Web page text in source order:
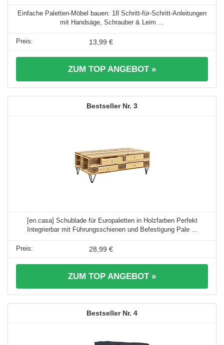
Einfache Paletten-Möbel bauen: 18 Schritt-für-Schritt-Anleitungen
mit Handsäge, Schrauber & Leim ...
13,99 €
ZUM TOP ANGEBOT »
3
[en.casa] Schublade für Europaletten in Holzfarben Perfekt
Integrierbar mit Führungsschienen und Befestigung Pale ...
28,99 €
ZUM TOP ANGEBOT »
4